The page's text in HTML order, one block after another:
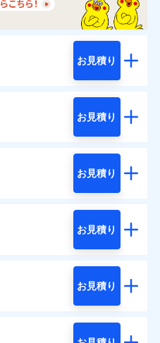
お見積り
お見積り
お見積り
お見積り
お見積り